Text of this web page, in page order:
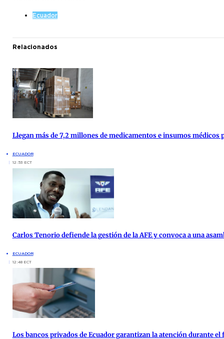
Ecuador
Relacionados
Llegan más de 7,2 millones de medicamentos e insumos médicos
ECUADOR
12:53 ECT
Carlos Tenorio defiende la gestión de la AFE y convoca a una
ECUADOR
12:48 ECT
Los bancos privados de Ecuador garantizan la atención durante el